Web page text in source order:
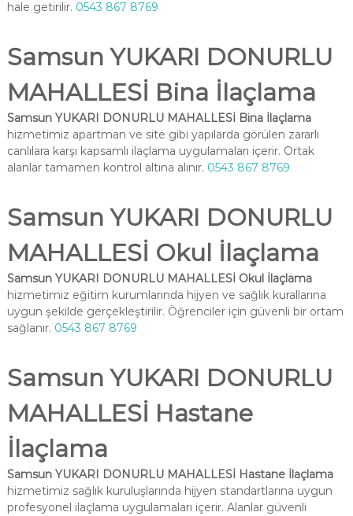
hale getirilir. 0543 867 8769
Samsun YUKARI DONURLU
MAHALLESİ Bina İlaçlama
Samsun YUKARI DONURLU MAHALLESİ Bina İlaçlama
hizmetimiz apartman ve site gibi yapılarda görülen zararlı
canlılara karşı kapsamlı ilaçlama uygulamaları içerir. Ortak
alanlar tamamen kontrol altına alınır. 0543 867 8769
Samsun YUKARI DONURLU
MAHALLESİ Okul İlaçlama
Samsun YUKARI DONURLU MAHALLESİ Okul İlaçlama
hizmetimiz eğitim kurumlarında hijyen ve sağlık kurallarına
uygun şekilde gerçekleştirilir. Öğrenciler için güvenli bir ortam
sağlanır. 0543 867 8769
Samsun YUKARI DONURLU
MAHALLESİ Hastane
İlaçlama
Samsun YUKARI DONURLU MAHALLESİ Hastane İlaçlama
hizmetimiz sağlık kuruluşlarında hijyen standartlarına uygun
profesyonel ilaçlama uygulamaları içerir. Alanlar güvenli